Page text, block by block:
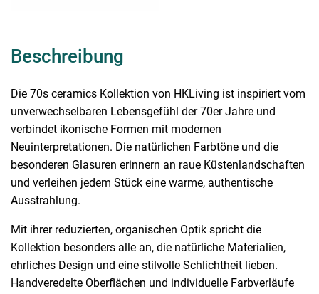
Beschreibung
Die 70s ceramics Kollektion von HKLiving ist inspiriert vom
unverwechselbaren Lebensgefühl der 70er Jahre und
verbindet ikonische Formen mit modernen
Neuinterpretationen. Die natürlichen Farbtöne und die
besonderen Glasuren erinnern an raue Küstenlandschaften
und verleihen jedem Stück eine warme, authentische
Ausstrahlung.
Mit ihrer reduzierten, organischen Optik spricht die
Kollektion besonders alle an, die natürliche Materialien,
ehrliches Design und eine stilvolle Schlichtheit lieben.
Handveredelte Oberflächen und individuelle Farbverläufe